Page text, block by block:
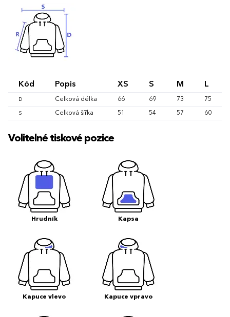
Kód Popis XS S M L
D Celková délka 66 69 73 75
S Celková šířka 51 54 57 60
Volitelné tiskové pozice
Hrudník Kapsa
Kapuce vlevo Kapuce vpravo